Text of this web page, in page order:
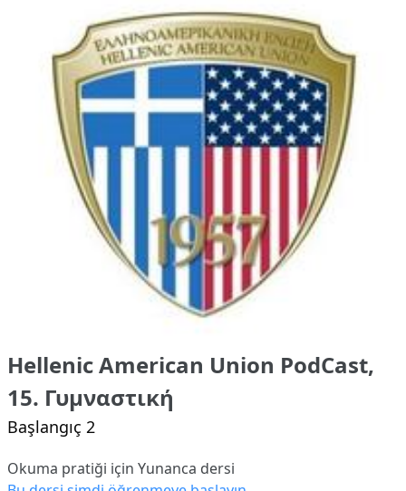
Hellenic American Union PodCast,
15. Γυμναστική
Başlangıç 2
Okuma pratiği için Yunanca dersi